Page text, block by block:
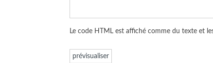
Le code HTML est affiché comme du texte et